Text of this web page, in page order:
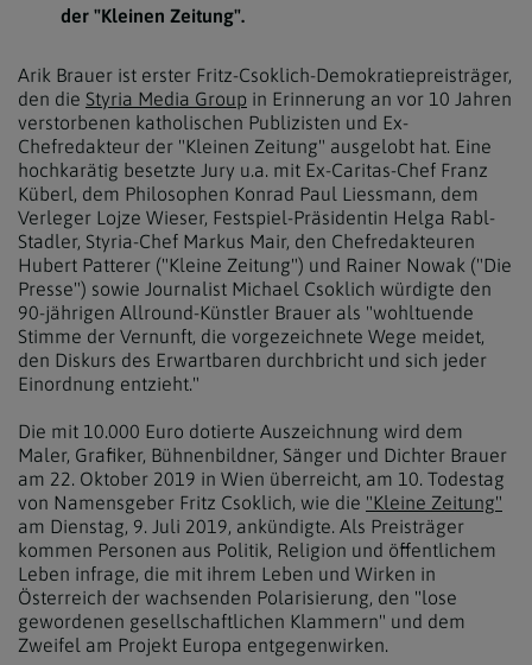
der "Kleinen Zeitung".
Arik Brauer ist erster Fritz-Csoklich-Demokratiepreisträger,
den die Styria Media Group in Erinnerung an vor 10 Jahren
verstorbenen katholischen Publizisten und Ex-
Chefredakteur der "Kleinen Zeitung" ausgelobt hat. Eine
hochkarätig besetzte Jury u.a. mit Ex-Caritas-Chef Franz
Küberl, dem Philosophen Konrad Paul Liessmann, dem
Verleger Lojze Wieser, Festspiel-Präsidentin Helga Rabl-
Stadler, Styria-Chef Markus Mair, den Chefredakteuren
Hubert Patterer ("Kleine Zeitung") und Rainer Nowak ("Die
Presse") sowie Journalist Michael Csoklich würdigte den
90-jährigen Allround-Künstler Brauer als "wohltuende
Stimme der Vernunft, die vorgezeichnete Wege meidet,
den Diskurs des Erwartbaren durchbricht und sich jeder
Einordnung entzieht."
Die mit 10.000 Euro dotierte Auszeichnung wird dem
Maler, Grafiker, Bühnenbildner, Sänger und Dichter Brauer
am 22. Oktober 2019 in Wien überreicht, am 10. Todestag
von Namensgeber Fritz Csoklich, wie die "Kleine Zeitung"
am Dienstag, 9. Juli 2019, ankündigte. Als Preisträger
kommen Personen aus Politik, Religion und öffentlichem
Leben infrage, die mit ihrem Leben und Wirken in
Österreich der wachsenden Polarisierung, den "lose
gewordenen gesellschaftlichen Klammern" und dem
Zweifel am Projekt Europa entgegenwirken.